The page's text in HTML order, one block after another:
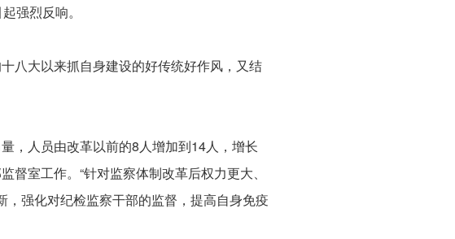
强烈反响。
八大以来抓自身建设的好传统好作风，又结
，人员由改革以前的8人增加到14人，增长
室工作。“针对监察体制改革后权力更大、
，强化对纪检监察干部的监督，提高自身免疫